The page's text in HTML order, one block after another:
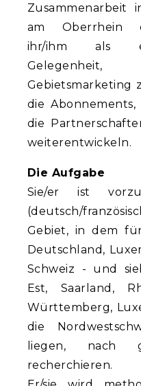
Zusammenarbeit
am Oberrhein
ihr/ihm als
Gebietsmarketing
die
die
weiterentwickeln.
Die Aufgabe
Sie/er ist
(deutsch/
Gebiet, in dem
Deutschland,
Schweiz - und
Est, Saarland,
Württemberg,
die
liegen, nach
recherchieren.